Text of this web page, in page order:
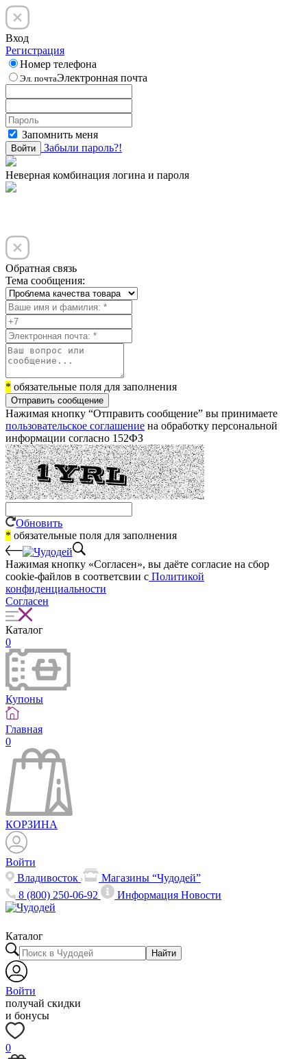
Вход
Регистрация
Номер телефона
Эл. почтаЭлектронная почта
Запомнить меня
Войти Забыли пароль?!
Неверная комбинация логина и пароля
Обратная связь
Тема сообщения:
* обязательные поля для заполнения
Отправить сообщение
Нажимая кнопку “Отправить сообщение” вы принимаете
пользовательское соглашение на обработку персональной
информации согласно 152ФЗ
Обновить
* обязательные поля для заполнения
Нажимая кнопку «Согласен», вы даёте cогласие на сбор
cookie-файлов в соответсвии с Политикой
конфиденциальности
Согласен
Каталог
0
Купоны
Главная
0
КОРЗИНА
Войти
Владивосток
Магазины “Чудодей”
8 (800) 250-06-92
ИнформацияНовости
Каталог
Найти
Войти
получай скидки
и бонусы
0